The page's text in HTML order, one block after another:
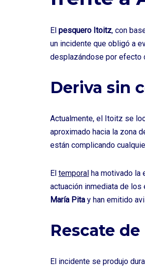
El pesquero Itoitz, con
un incidente que obligó a
desplazándose por efecto
Deriva sin
Actualmente, el Itoitz se
aproximado hacia la zona
están complicando
El temporal ha motivado la
actuación inmediata de
María Pita y han emitido
Rescate
El incidente se produjo